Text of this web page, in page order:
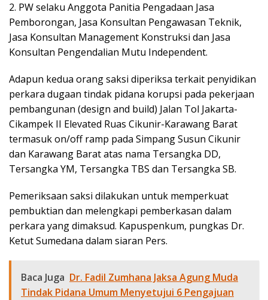
2. PW selaku Anggota Panitia Pengadaan Jasa
Pemborongan, Jasa Konsultan Pengawasan Teknik,
Jasa Konsultan Management Konstruksi dan Jasa
Konsultan Pengendalian Mutu Independent.
Adapun kedua orang saksi diperiksa terkait penyidikan
perkara dugaan tindak pidana korupsi pada pekerjaan
pembangunan (design and build) Jalan Tol Jakarta-
Cikampek II Elevated Ruas Cikunir-Karawang Barat
termasuk on/off ramp pada Simpang Susun Cikunir
dan Karawang Barat atas nama Tersangka DD,
Tersangka YM, Tersangka TBS dan Tersangka SB.
Pemeriksaan saksi dilakukan untuk memperkuat
pembuktian dan melengkapi pemberkasan dalam
perkara yang dimaksud. Kapuspenkum, pungkas Dr.
Ketut Sumedana dalam siaran Pers.
Baca Juga Dr. Fadil Zumhana Jaksa Agung Muda
Tindak Pidana Umum Menyetujui 6 Pengajuan